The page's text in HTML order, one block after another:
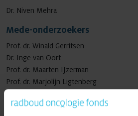
Dr. Niven Mehra
Mede-onderzoekers
Prof. dr. Winald Gerritsen
Dr. Inge van Oort
Prof. dr. Maarten IJzerman
Prof. dr. Marjolijn Ligtenberg
Prof. dr. Jack Schalken